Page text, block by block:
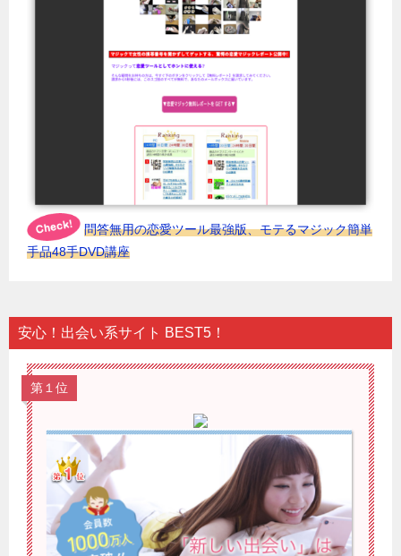
問答無用の恋愛ツール最強版、モテるマジック簡単
手品48手DVD講座
安心！出会い系サイト BEST5！
第１位